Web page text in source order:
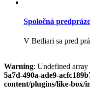
Spoločná
V Betliari sa pred
Warning: Undefined
5a7d-490a-ade9-
content/plugins/like-box/